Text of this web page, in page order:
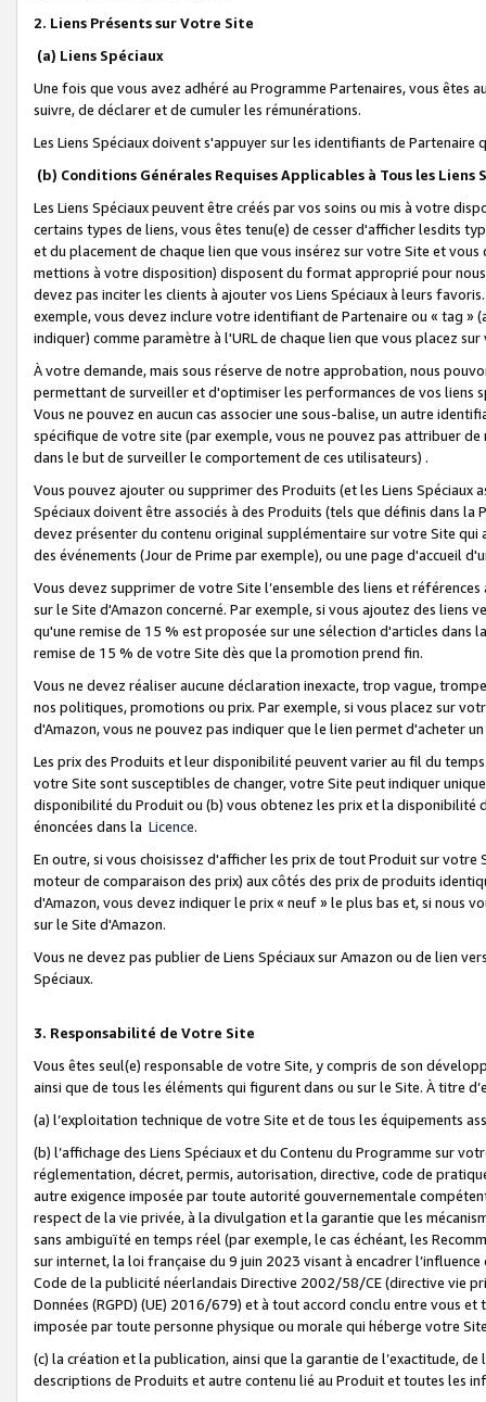
2. Liens Présents sur Votre Site
(a) Liens Spéciaux
Une fois que vous avez adhéré au Programme Partenaires, vous êtes
suivre, de déclarer et de cumuler les rémunérations.
Les Liens Spéciaux doivent s'appuyer sur les identifiants de Partenaire
(b) Conditions Générales Requises Applicables à Tous les Liens
Les Liens Spéciaux peuvent être créés par vos soins ou mis à votre
certains types de liens, vous êtes tenu(e) de cesser d'afficher lesdits
et du placement de chaque lien que vous insérez sur votre Site et
mettions à votre disposition) disposent du format approprié pour
devez pas inciter les clients à ajouter vos Liens Spéciaux à leurs
exemple, vous devez inclure votre identifiant de Partenaire ou « tag
indiquer) comme paramètre à l'URL de chaque lien que vous placez
À votre demande, mais sous réserve de notre approbation, nous
permettant de surveiller et d'optimiser les performances de vos liens
Vous ne pouvez en aucun cas associer une sous-balise, un autre
spécifique de votre site (par exemple, vous ne pouvez pas attribuer
dans le but de surveiller le comportement de ces utilisateurs) .
Vous pouvez ajouter ou supprimer des Produits (et les Liens
Spéciaux doivent être associés à des Produits (tels que définis dans
devez présenter du contenu original supplémentaire sur votre Site qui
des événements (Jour de Prime par exemple), ou une page d'accueil
Vous devez supprimer de votre Site l’ensemble des liens et
sur le Site d'Amazon concerné. Par exemple, si vous ajoutez des
qu'une remise de 15 % est proposée sur une sélection d'articles
remise de 15 % de votre Site dès que la promotion prend fin.
Vous ne devez réaliser aucune déclaration inexacte, trop vague,
nos politiques, promotions ou prix. Par exemple, si vous placez sur
d'Amazon, vous ne pouvez pas indiquer que le lien permet d'acheter
Les prix des Produits et leur disponibilité peuvent varier au fil du
votre Site sont susceptibles de changer, votre Site peut indiquer
disponibilité du Produit ou (b) vous obtenez les prix et la disponibilité
énoncées dans la Licence.
En outre, si vous choisissez d'afficher les prix de tout Produit sur
moteur de comparaison des prix) aux côtés des prix de produits
d'Amazon, vous devez indiquer le prix « neuf » le plus bas et, si nous
sur le Site d'Amazon.
Vous ne devez pas publier de Liens Spéciaux sur Amazon ou de lien
Spéciaux.
3. Responsabilité de Votre Site
Vous êtes seul(e) responsable de votre Site, y compris de son
ainsi que de tous les éléments qui figurent dans ou sur le Site. À titre
(a) l’exploitation technique de votre Site et de tous les équipements
(b) l’affichage des Liens Spéciaux et du Contenu du Programme sur
réglementation, décret, permis, autorisation, directive, code de
autre exigence imposée par toute autorité gouvernementale
respect de la vie privée, à la divulgation et la garantie que les
sans ambiguïté en temps réel (par exemple, le cas échéant, les
sur internet, la loi française du 9 juin 2023 visant à encadrer
Code de la publicité néerlandais Directive 2002/58/CE (directive vie
Données (RGPD) (UE) 2016/679) et à tout accord conclu entre vous
imposée par toute personne physique ou morale qui héberge votre
(c) la création et la publication, ainsi que la garantie de l’exactitude,
descriptions de Produits et autre contenu lié au Produit et toutes les